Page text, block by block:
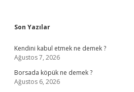
Sidebar
Son Yazılar
Kendini kabul etmek ne demek ?
Ağustos 7, 2026
Borsada köpük ne demek ?
Ağustos 6, 2026